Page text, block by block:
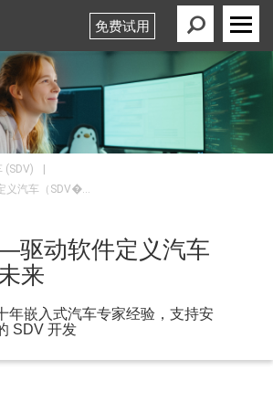
免费试用
Primary
Menu
(SDV)
义汽车（SDV�...
驱动软件定义汽车
来
年嵌入式汽车专家经验，支持安
SDV 开发